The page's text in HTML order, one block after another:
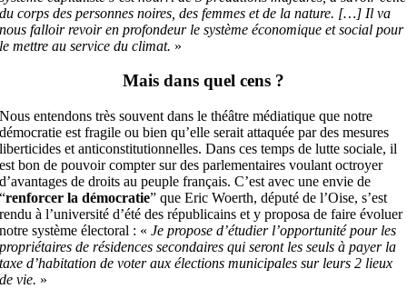
du corps des personnes noires, des femmes et de la nature. […] Il va
nous falloir revoir en profondeur le système économique et social pour
le mettre au service du climat. »
Mais dans quel cens ?
Nous entendons très souvent dans le théâtre médiatique que notre
démocratie est fragile ou bien qu’elle serait attaquée par des mesures
liberticides et anticonstitutionnelles. Dans ces temps de lutte sociale, il
est bon de pouvoir compter sur des parlementaires voulant octroyer
d’avantages de droits au peuple français. C’est avec une envie de
“renforcer la démocratie” que Eric Woerth, député de l’Oise, s’est
rendu à l’université d’été des républicains et y proposa de faire évoluer
notre système électoral : «Je propose d’étudier l’opportunité pour les
propriétaires de résidences secondaires qui seront les seuls à payer la
taxe d’habitation de voter aux élections municipales sur leurs 2 lieux
de vie. »